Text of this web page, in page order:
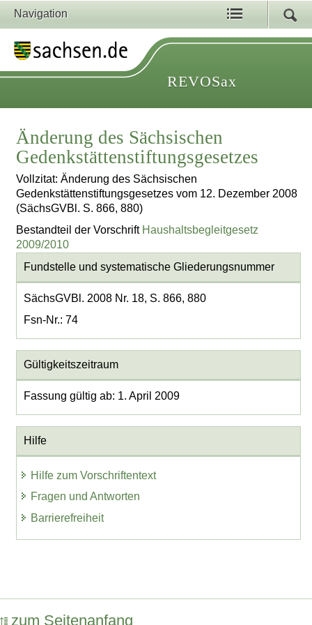
Navigation
REVOSax
Änderung des Sächsischen
Gedenkstättenstiftungsgesetzes
Vollzitat: Änderung des Sächsischen
Gedenkstättenstiftungsgesetzes vom 12. Dezember 2008
(SächsGVBl. S. 866, 880)
Bestandteil der Vorschrift Haushaltsbegleitgesetz
2009/2010
Fundstelle und systematische Gliederungsnummer
SächsGVBl. 2008 Nr. 18, S. 866, 880
Fsn-Nr.: 74
Gültigkeitszeitraum
Fassung gültig ab: 1. April 2009
Hilfe
Hilfe zum Vorschriftentext
Fragen und Antworten
Barrierefreiheit
zum Seitenanfang